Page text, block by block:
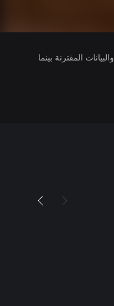
يتلقى ناشرو الألعاب التي تقوم بتشغيلها وصولاً إلى معلومات ملف تعريفك في Xbox والبيانات المقترنة بينما